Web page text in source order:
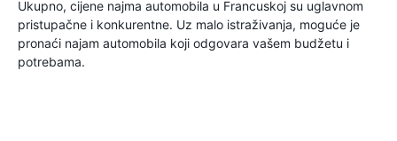
Ukupno, cijene najma automobila u Francuskoj su uglavnom
pristupačne i konkurentne. Uz malo istraživanja, moguće je
pronaći najam automobila koji odgovara vašem budžetu i
potrebama.